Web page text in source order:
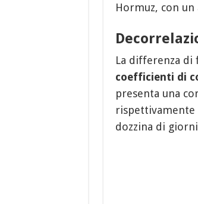
Hormuz, con
La differenza di
coefficienti di
presenta una
rispettivamente
dozzina di